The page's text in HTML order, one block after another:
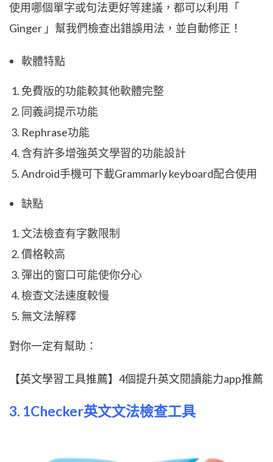
使用哪個單字或句法更好等建議，都可以利用「
Ginger 」幫我們檢查出錯誤用法，並自動修正！
軟體特點
免費版的功能較其他軟體完整
同義詞提示功能
Rephrase功能
含有許多增強英文學習的功能設計
Android手機可下載Grammarly keyboard配合使用
缺點
文法檢查有字數限制
價格較高
彈出的窗口可能使你分心
檢查文法速度較慢
無文法解釋
對你一定有幫助：
【英文學習工具推薦】4個提升英文閱讀能力app推薦
3. 1Checker英文文法檢查工具